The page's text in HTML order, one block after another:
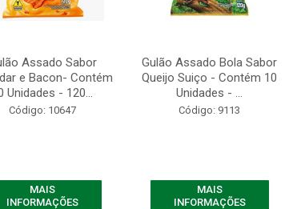
Assado Sabor
e Bacon- Contém
Unidades - 120...
Código: 10647
MAIS
INFORMAÇÕES
Gulão Assado Bola Sabor
Queijo Suiço - Contém 10
Unidades - ...
Código: 9113
MAIS
INFORMAÇÕES